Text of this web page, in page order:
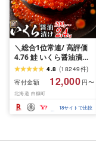
＼総合1位常連/ 高評価
4.76 鮭 いくら醤油漬け
ふるさと納税 いくら
200g / 400g / 800g /
1.6kg / 2.4kg 200g パッ
ク[選べる容量] 醤油漬け
海鮮 イクラ 小分け ふる
さと ランキング 人気 ギ
4.8 (18249件)
寄付金額
12,000 円〜
北海道 白糠町
18サイトで比較